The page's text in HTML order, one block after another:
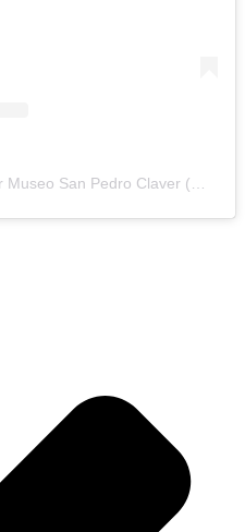
Una publicación compartida por Museo San Pedro Claver (@museosanpedroclaver)